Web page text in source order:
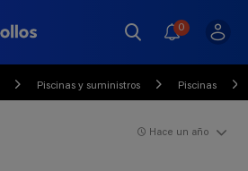
0
Piscinas y suministros Piscinas
Hace un año